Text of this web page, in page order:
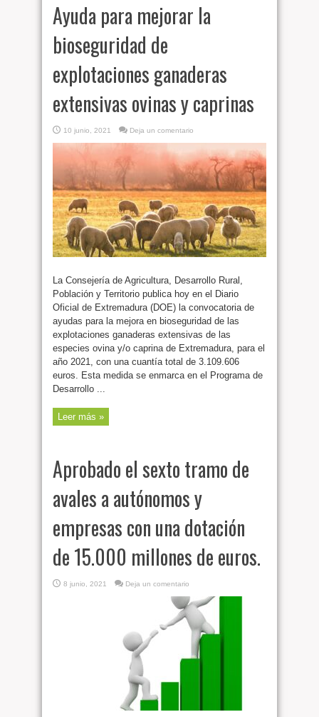
Ayuda para mejorar la
bioseguridad de
explotaciones ganaderas
extensivas ovinas y caprinas
10 junio, 2021 Deja un comentario
La Consejería de Agricultura, Desarrollo Rural,
Población y Territorio publica hoy en el Diario
Oficial de Extremadura (DOE) la convocatoria de
ayudas para la mejora en bioseguridad de las
explotaciones ganaderas extensivas de las
especies ovina y/o caprina de Extremadura, para el
año 2021, con una cuantía total de 3.109.606
euros. Esta medida se enmarca en el Programa de
Desarrollo ...
Leer más »
Aprobado el sexto tramo de
avales a autónomos y
empresas con una dotación
de 15.000 millones de euros.
8 junio, 2021 Deja un comentario